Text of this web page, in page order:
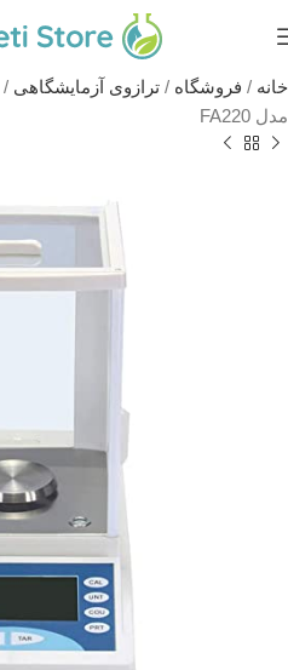
خانه / فروشگاه / ترازوی آزمایشگاهی /
مدل FA220